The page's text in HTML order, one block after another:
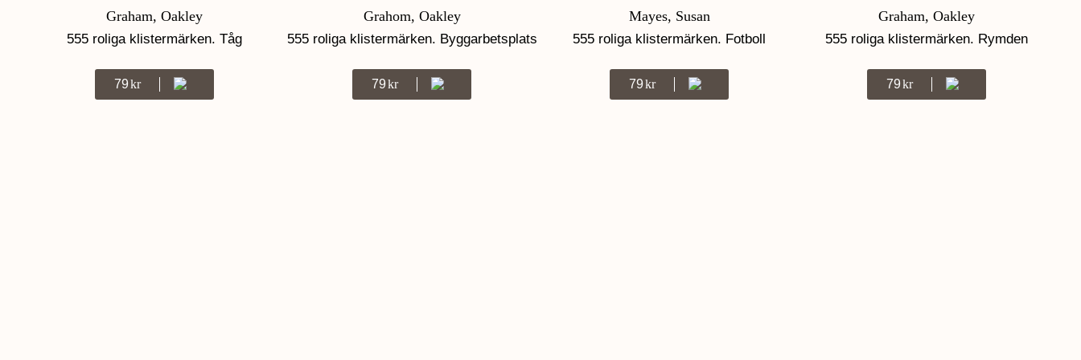
Graham, Oakley
555 roliga klistermärken. Tåg
79Kr
Grahom, Oakley
555 roliga klistermärken. Byggarbetsplats
79Kr
Mayes, Susan
555 roliga klistermärken. Fotboll
79Kr
Graham, Oakley
555 roliga klistermärken. Rymden
79Kr